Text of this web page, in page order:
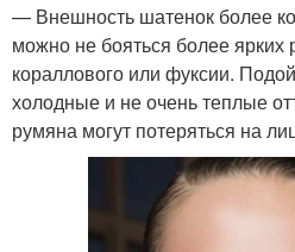
— Внешность шатенок более
можно не бояться более ярких
кораллового или фуксии.
холодные и не очень теплые
румяна могут потеряться на